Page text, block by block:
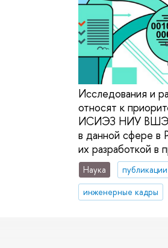
Исследования и
относят к
ИСИЭЗ НИУ ВШЭ
в данной сфере в
их разработкой в
Наука публикации
инженерные кадры